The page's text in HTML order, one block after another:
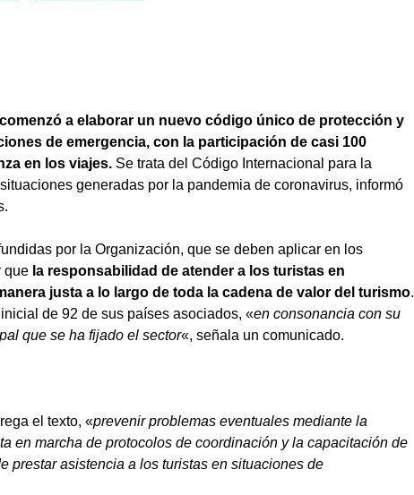
a elaborar un nuevo código único de protección y
de emergencia, con la participación de casi 100
en los viajes. Se trata del Código Internacional para la
generadas por la pandemia de coronavirus, informó
por la Organización, que se deben aplicar en los
que la responsabilidad de atender a los turistas en
justa a lo largo de toda la cadena de valor del turismo.
de 92 de sus países asociados, «en consonancia con su
que se ha fijado el sector«, señala un comunicado.
el texto, «prevenir problemas eventuales mediante la
en marcha de protocolos de coordinación y la capacitación de
prestar asistencia a los turistas en situaciones de